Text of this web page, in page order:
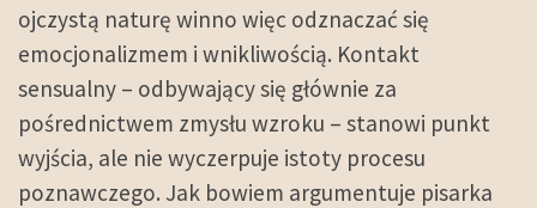
ojczystą naturę winno więc odznaczać się
emocjonalizmem i wnikliwością. Kontakt
sensualny – odbywający się głównie za
pośrednictwem zmysłu wzroku – stanowi punkt
wyjścia, ale nie wyczerpuje istoty procesu
poznawczego. Jak bowiem argumentuje pisarka